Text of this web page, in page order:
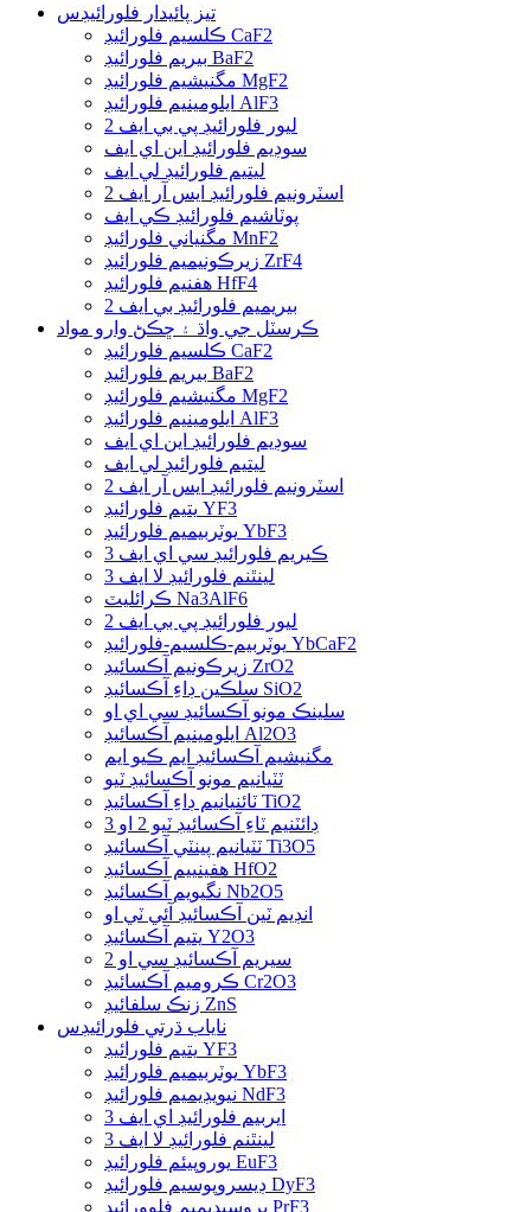
تيز پائيدار فلورائيڊس
ڪلسيم فلورائيڊ CaF2
بيريم فلورائيڊ BaF2
مگنيشيم فلورائيڊ MgF2
ايلومينيم فلورائيڊ AlF3
ليور فلورائيڊ پي بي ايف 2
سوڊيم فلورائيڊ اين اي ايف
ليتيم فلورائيڊ لي ايف
اسٽرونيم فلورائيڊ ايس آر ايف 2
پوٽاشيم فلورائيڊ ڪي ايف
مگنياني فلورائيڊ MnF2
زيرڪونيميم فلورائيڊ ZrF4
هفنيم فلورائيڊ HfF4
بيريميم فلورائيڊ بي ايف 2
ڪرسٽل جي واڌ ۽ ڇڪڻ وارو مواد
ڪلسيم فلورائيڊ CaF2
بيريم فلورائيڊ BaF2
مگنيشيم فلورائيڊ MgF2
ايلومينيم فلورائيڊ AlF3
سوڊيم فلورائيڊ اين اي ايف
ليتيم فلورائيڊ لي ايف
اسٽرونيم فلورائيڊ ايس آر ايف 2
يتيم فلورائيڊ YF3
يوٽربيميم فلورائيڊ YbF3
ڪيريم فلورائيڊ سي اي ايف 3
لينٿنم فلورائيڊ لا ايف 3
ڪرائليٽ Na3AlF6
ليور فلورائيڊ پي بي ايف 2
يوٽربيم-ڪلسيم-فلورائيڊ YbCaF2
زيرڪونيم آڪسائيڊ ZrO2
سلڪين ڊاءِ آڪسائيڊ SiO2
سلينڪ مونو آڪسائيڊ سي اي او
ايلومينيم آڪسائيڊ Al2O3
مگنيشيم آڪسائيڊ ايم ڪيو ايم
ٽٽيانيم مونو آڪسائيڊ ٽيو
ٽائنيانيم ڊاءِ آڪسائيڊ TiO2
ڊائٽنيم ٽاءِ آڪسائيڊ ٽيو 2 او 3
ٽٽيانيم پينٽي آڪسائيڊ Ti3O5
هفينييم آڪسائيڊ HfO2
نگيويم آڪسائيڊ Nb2O5
انڊيم ٽين آڪسائيڊ آئي ٽي او
يتيم آڪسائيڊ Y2O3
سيريم آڪسائيڊ سي او 2
ڪروميم آڪسائيڊ Cr2O3
زنڪ سلفائيڊ ZnS
ناياب ڌرتي فلورائيڊس
يتيم فلورائيڊ YF3
يوٽربيميم فلورائيڊ YbF3
نيويڊيميم فلورائيڊ NdF3
ايربيم فلورائيڊ اي ايف 3
لينٿنم فلورائيڊ لا ايف 3
يوروپيئم فلورائيڊ EuF3
ڊيسروپوسيم فلورائيڊ DyF3
پروسيڊيميم فلوورائيڊ PrF3